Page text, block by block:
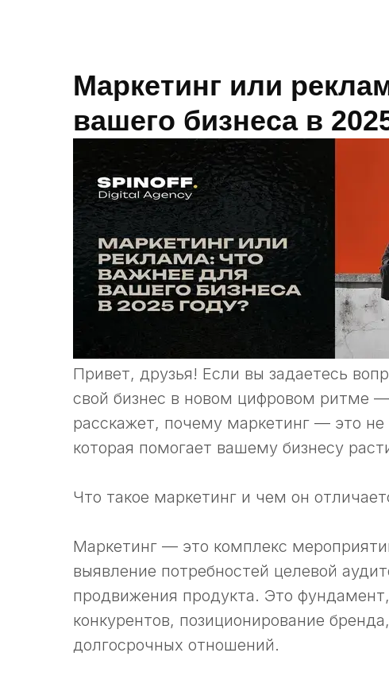
Маркетинг или
вашего бизнеса в
Привет, друзья! Если вы задаетесь
свой бизнес в новом цифровом ритме
расскажет, почему маркетинг — это не
которая помогает вашему бизнесу
Что такое маркетинг и чем он
Маркетинг — это комплекс
выявление потребностей целевой
продвижения продукта. Это
конкурентов, позиционирование
долгосрочных отношений.